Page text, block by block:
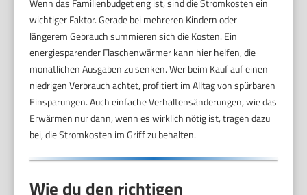
Wenn das Familienbudget eng ist, sind die Stromkosten ein
wichtiger Faktor. Gerade bei mehreren Kindern oder
längerem Gebrauch summieren sich die Kosten. Ein
energiesparender Flaschenwärmer kann hier helfen, die
monatlichen Ausgaben zu senken. Wer beim Kauf auf einen
niedrigen Verbrauch achtet, profitiert im Alltag von spürbaren
Einsparungen. Auch einfache Verhaltensänderungen, wie das
Erwärmen nur dann, wenn es wirklich nötig ist, tragen dazu
bei, die Stromkosten im Griff zu behalten.
Wie du den richtigen